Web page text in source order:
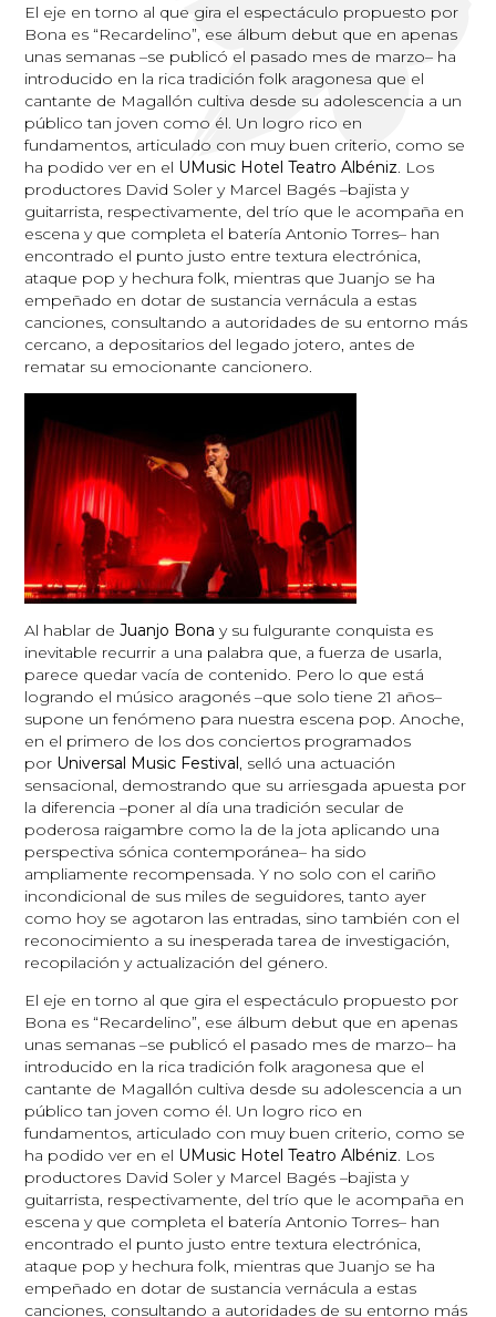
El eje en torno al que gira el espectáculo propuesto por
Bona es “Recardelino”, ese álbum debut que en apenas
unas semanas –se publicó el pasado mes de marzo– ha
introducido en la rica tradición folk aragonesa que el
cantante de Magallón cultiva desde su adolescencia a un
público tan joven como él. Un logro rico en
fundamentos, articulado con muy buen criterio, como se
ha podido ver en el UMusic Hotel Teatro Albéniz . Los
productores David Soler y Marcel Bagés –bajista y
guitarrista, respectivamente, del trío que le acompaña en
escena y que completa el batería Antonio Torres– han
encontrado el punto justo entre textura electrónica,
ataque pop y hechura folk, mientras que Juanjo se ha
empeñado en dotar de sustancia vernácula a estas
canciones, consultando a autoridades de su entorno más
cercano, a depositarios del legado jotero, antes de
rematar su emocionante cancionero.
Al hablar deJuanjo Bona y su fulgurante conquista es
inevitable recurrir a una palabra que, a fuerza de usarla,
parece quedar vacía de contenido. Pero lo que está
logrando el músico aragonés –que solo tiene 21 años–
supone un fenómeno para nuestra escena pop. Anoche,
en el primero de los dos conciertos programados
por Universal Music Festival , selló una actuación
sensacional, demostrando que su arriesgada apuesta por
la diferencia –poner al día una tradición secular de
poderosa raigambre como la de la jota aplicando una
perspectiva sónica contemporánea– ha sido
ampliamente recompensada. Y no solo con el cariño
incondicional de sus miles de seguidores, tanto ayer
como hoy se agotaron las entradas, sino también con el
reconocimiento a su inesperada tarea de investigación,
recopilación y actualización del género.
El eje en torno al que gira el espectáculo propuesto por
Bona es “Recardelino”, ese álbum debut que en apenas
unas semanas –se publicó el pasado mes de marzo– ha
introducido en la rica tradición folk aragonesa que el
cantante de Magallón cultiva desde su adolescencia a un
público tan joven como él. Un logro rico en
fundamentos, articulado con muy buen criterio, como se
ha podido ver en el UMusic Hotel Teatro Albéniz . Los
productores David Soler y Marcel Bagés –bajista y
guitarrista, respectivamente, del trío que le acompaña en
escena y que completa el batería Antonio Torres– han
encontrado el punto justo entre textura electrónica,
ataque pop y hechura folk, mientras que Juanjo se ha
empeñado en dotar de sustancia vernácula a estas
canciones, consultando a autoridades de su entorno más